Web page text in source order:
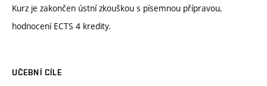
Kurz je zakončen ústní zkouškou s písemnou přípravou,
hodnocení ECTS 4 kredity.
UČEBNÍ CÍLE